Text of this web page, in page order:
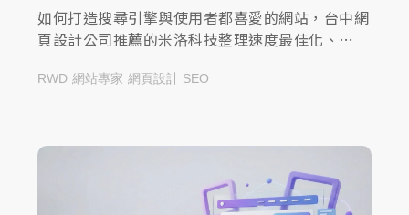
如何打造搜尋引擎與使用者都喜愛的網站，台中網
頁設計公司推薦的米洛科技整理速度最佳化、
打造真正能提升轉換的網站！
RWD 網站專家 網頁設計 SEO